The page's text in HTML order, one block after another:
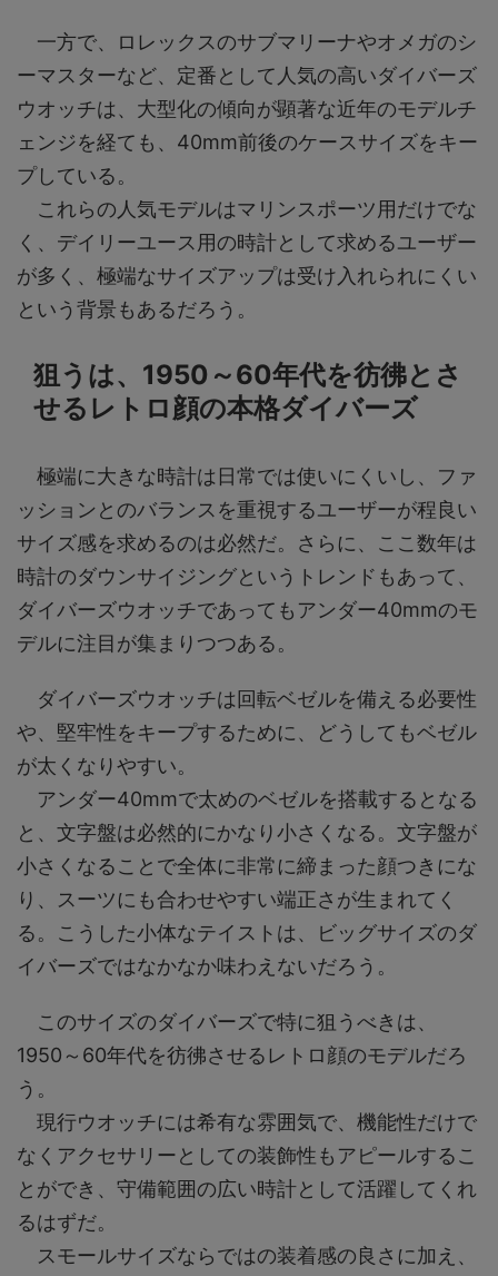
一方で、ロレックスのサブマリーナやオメガのシ
ーマスターなど、定番として人気の高いダイバーズ
ウオッチは、大型化の傾向が顕著な近年のモデルチ
ェンジを経ても、40mm前後のケースサイズをキー
プしている。
これらの人気モデルはマリンスポーツ用だけでな
く、デイリーユース用の時計として求めるユーザー
が多く、極端なサイズアップは受け入れられにくい
という背景もあるだろう。
狙うは、1950～60年代を彷彿とさ
せるレトロ顔の本格ダイバーズ
極端に大きな時計は日常では使いにくいし、ファ
ッションとのバランスを重視するユーザーが程良い
サイズ感を求めるのは必然だ。さらに、ここ数年は
時計のダウンサイジングというトレンドもあって、
ダイバーズウオッチであってもアンダー40mmのモ
デルに注目が集まりつつある。
ダイバーズウオッチは回転ベゼルを備える必要性
や、堅牢性をキープするために、どうしてもベゼル
が太くなりやすい。
アンダー40mmで太めのベゼルを搭載するとなる
と、文字盤は必然的にかなり小さくなる。文字盤が
小さくなることで全体に非常に締まった顔つきにな
り、スーツにも合わせやすい端正さが生まれてく
る。こうした小体なテイストは、ビッグサイズのダ
イバーズではなかなか味わえないだろう。
このサイズのダイバーズで特に狙うべきは、
1950～60年代を彷彿させるレトロ顔のモデルだろ
う。
現行ウオッチには希有な雰囲気で、機能性だけで
なくアクセサリーとしての装飾性もアピールするこ
とができ、守備範囲の広い時計として活躍してくれ
るはずだ。
スモールサイズならではの装着感の良さに加え、